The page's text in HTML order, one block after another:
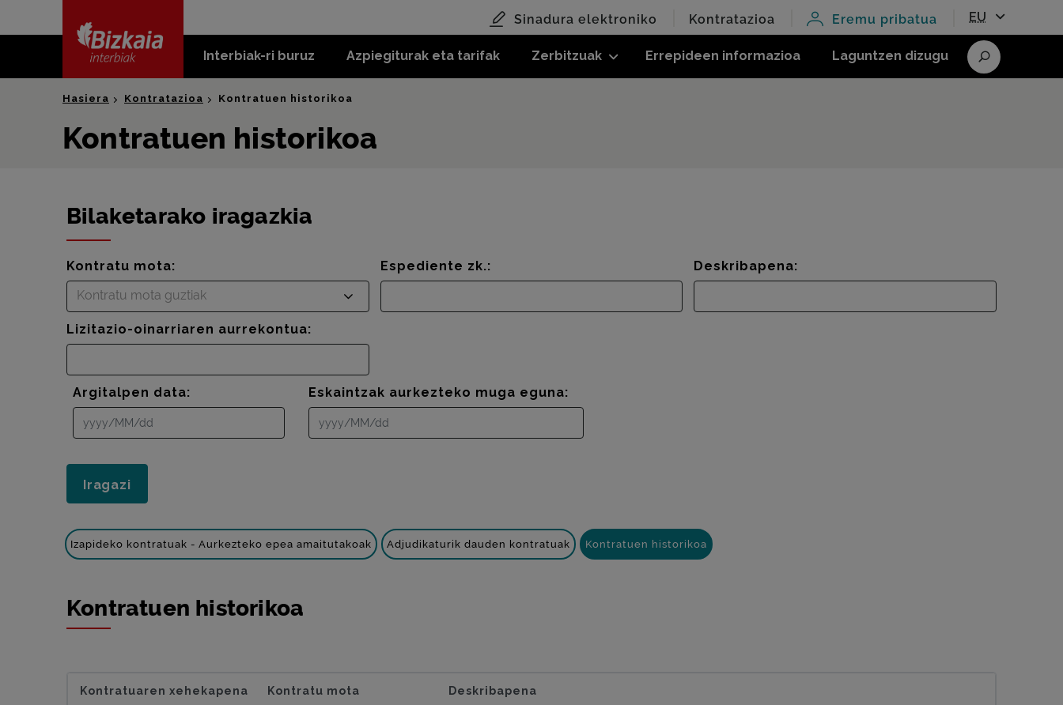
content
Interbiak-ri buruz Azpiegiturak eta tarifak Zerbitzuak Errepideen informazioa Laguntzen dizugu
Sinadura elektroniko Kontratazioa Eremu pribatua EU
Bilatu
Hasiera Kontratazioa Kontratuen historikoa
Kontratuen historikoa
Bilaketarako iragazkia
Kontratu mota:
Kontratu mota guztiak
Espediente zk.: Deskribapena:
Lizitazio-oinarriaren aurrekontua:
Argitalpen data: Eskaintzak aurkezteko muga eguna:
Izapideko kontratuak - Aurkezteko epea amaitutakoak Adjudikaturik dauden kontratuak Kontratuen historikoa
Kontratuen historikoa
Kontratuaren xehekapena Kontratu mota Deskribapena